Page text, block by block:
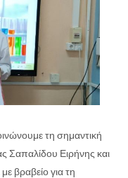
τη σημαντική
Σαπαλίδου Ειρήνης και
βραβείο για τη